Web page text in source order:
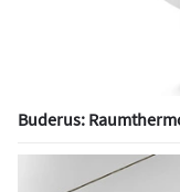
Buderus: